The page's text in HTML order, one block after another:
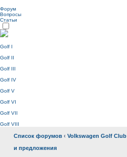
Форум
Вопросы
Статьи
Golf I
Golf II
Golf III
Golf IV
Golf V
Golf VI
Golf VII
Golf VIII
Список форумов ‹ Volkswagen Golf Club
и предложения